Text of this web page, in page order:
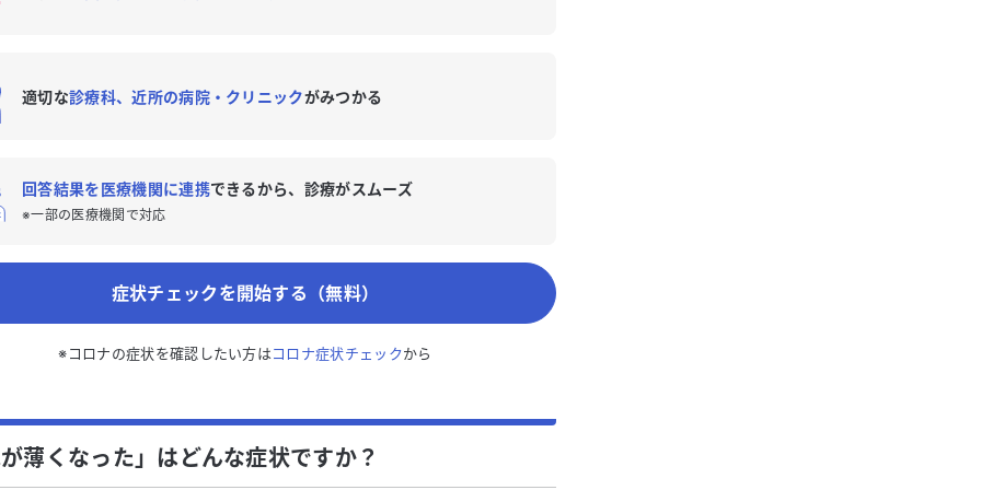
適切な診療科、近所の病院・クリニックがみつかる
回答結果を医療機関に連携できるから、診療がスムーズ
※一部の医療機関で対応
症状チェックを開始する（無料）
※コロナの症状を確認したい方はコロナ症状チェックから
薄くなった」はどんな症状ですか？